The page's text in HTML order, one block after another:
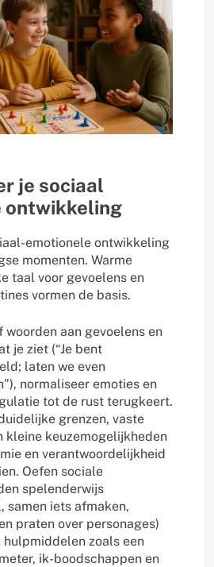
je sociaal
ontwikkeling
emotionele ontwikkeling
momenten. Warme
taal voor gevoelens en
vormen de basis.
woorden aan gevoelens en
je ziet (“Je bent
laten we even
normaliseer emoties en
tot de rust terugkeert.
grenzen, vaste
kleine keuzemogelijkheden
en verantwoordelijkheid
Oefen sociale
spelenderwijs
samen iets afmaken,
praten over personages)
hulpmiddelen zoals een
ik-boodschappen en